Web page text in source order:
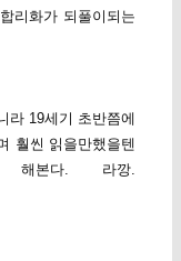
리화가 되풀이되는
라 19세기 초반쯤에
훨씬 읽을만했을텐
본다. 라깡.